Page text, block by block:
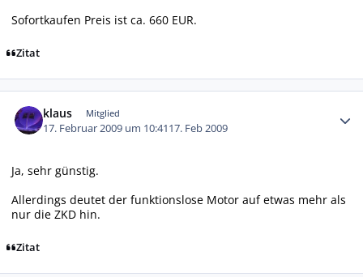
Sofortkaufen Preis ist ca. 660 EUR.
Zitat
klaus Mitglied
17. Februar 2009 um 10:4117. Feb 2009
Ja, sehr günstig.
Allerdings deutet der funktionslose Motor auf etwas mehr als
nur die ZKD hin.
Zitat